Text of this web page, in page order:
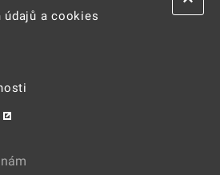
údajů a cookies